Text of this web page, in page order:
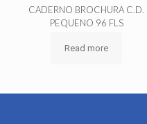
CADERNO BROCHURA C.D.
PEQUENO 96 FLS
Read more